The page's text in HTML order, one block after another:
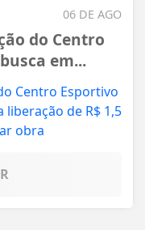
06 DE AGO
do Centro
em...